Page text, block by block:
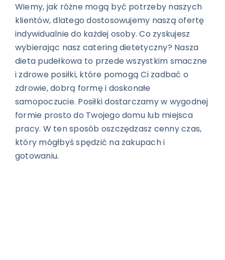
Wiemy, jak różne mogą być potrzeby naszych
klientów, dlatego dostosowujemy naszą ofertę
indywidualnie do każdej osoby. Co zyskujesz
wybierając nasz catering dietetyczny? Nasza
dieta pudełkowa to przede wszystkim smaczne
i zdrowe posiłki, które pomogą Ci zadbać o
zdrowie, dobrą formę i doskonałe
samopoczucie. Posiłki dostarczamy w wygodnej
formie prosto do Twojego domu lub miejsca
pracy. W ten sposób oszczędzasz cenny czas,
który mógłbyś spędzić na zakupach i
gotowaniu.